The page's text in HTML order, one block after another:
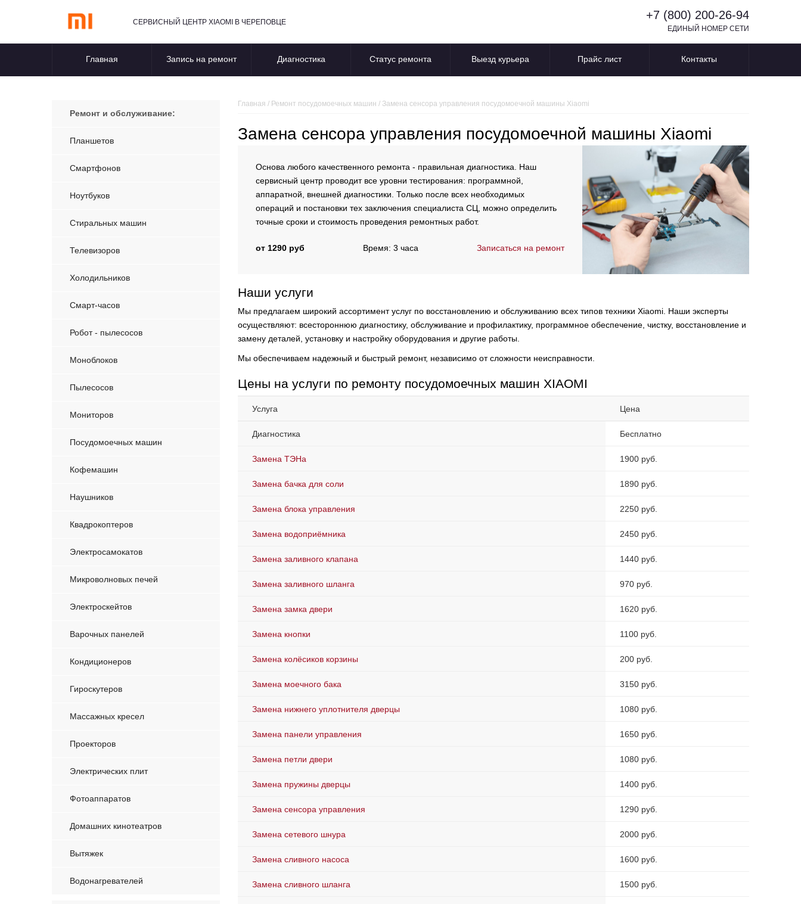
СЕРВИСНЫЙ ЦЕНТР XIAOMI В ЧЕРЕПОВЦЕ
+7 (800) 200-26-94
ЕДИНЫЙ НОМЕР СЕТИ
Главная Запись на ремонт Диагностика Статус ремонта Выезд курьера Прайс лист Контакты
Ремонт и обслуживание:
Планшетов
Смартфонов
Ноутбуков
Стиральных машин
Телевизоров
Холодильников
Смарт-часов
Робот - пылесосов
Моноблоков
Пылесосов
Мониторов
Посудомоечных машин
Кофемашин
Наушников
Квадрокоптеров
Электросамокатов
Микроволновых печей
Электроскейтов
Варочных панелей
Кондиционеров
Гироскутеров
Массажных кресел
Проекторов
Электрических плит
Фотоаппаратов
Домашних кинотеатров
Вытяжек
Водонагревателей
Главная / Ремонт посудомоечных машин / Замена сенсора управления посудомоечной машины Xiaomi
Замена сенсора управления посудомоечной машины Xiaomi
Основа любого качественного ремонта - правильная диагностика. Наш
сервисный центр проводит все уровни тестирования: программной,
аппаратной, внешней диагностики. Только после всех необходимых
операций и постановки тех заключения специалиста СЦ, можно определить
точные сроки и стоимость проведения ремонтных работ.
от 1290 руб Время: 3 часа Записаться на ремонт
Наши услуги
Мы предлагаем широкий ассортимент услуг по восстановлению и обслуживанию всех типов техники Xiaomi. Наши эксперты
осуществляют: всестороннюю диагностику, обслуживание и профилактику, программное обеспечение, чистку, восстановление и
замену деталей, установку и настройку оборудования и другие работы.
Мы обеспечиваем надежный и быстрый ремонт, независимо от сложности неисправности.
Цены на услуги по ремонту посудомоечных машин XIAOMI
Услуга Цена
Диагностика Бесплатно
Замена ТЭНа 1900 руб.
Замена бачка для соли 1890 руб.
Замена блока управления 2250 руб.
Замена водоприёмника 2450 руб.
Замена заливного клапана 1440 руб.
Замена заливного шланга 970 руб.
Замена замка двери 1620 руб.
Замена кнопки 1100 руб.
Замена колёсиков корзины 200 руб.
Замена моечного бака 3150 руб.
Замена нижнего уплотнителя дверцы 1080 руб.
Замена панели управления 1650 руб.
Замена петли двери 1080 руб.
Замена пружины дверцы 1400 руб.
Замена сенсора управления 1290 руб.
Замена сетевого шнура 2000 руб.
Замена сливного насоса 1600 руб.
Замена сливного шланга 1500 руб.